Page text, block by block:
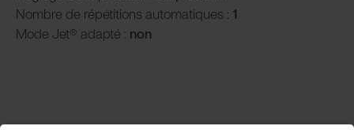
Nombre de répétitions automatiques : 1
Mode Jet® adapté : non